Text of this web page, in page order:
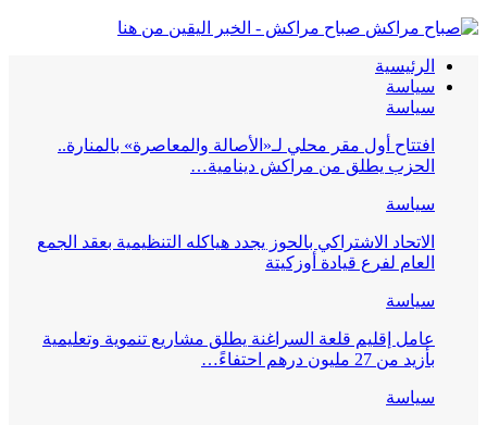
صباح مراكش - الخبر اليقين من هنا
الرئيسية
سياسة
سياسة
افتتاح أول مقر محلي لـ«الأصالة والمعاصرة» بالمنارة..
الحزب يطلق من مراكش دينامية…
سياسة
الاتحاد الاشتراكي بالحوز يجدد هياكله التنظيمية بعقد الجمع
العام لفرع قيادة أوزكيتة
سياسة
عامل إقليم قلعة السراغنة يطلق مشاريع تنموية وتعليمية
بأزيد من 27 مليون درهم احتفاءً…
سياسة